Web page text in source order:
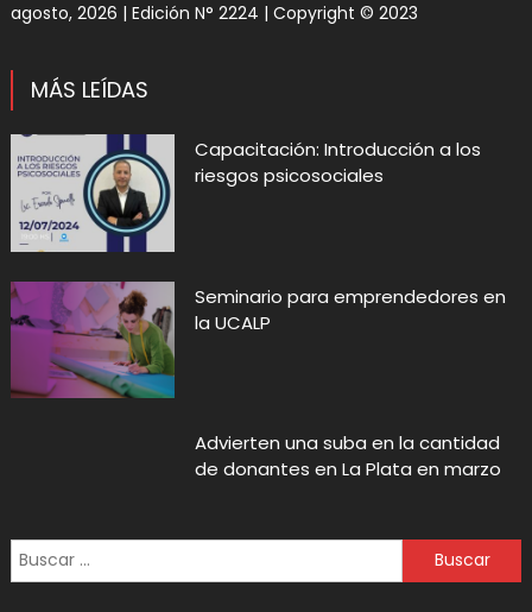
agosto, 2026 | Edición N° 2224 | Copyright © 2023
MÁS LEÍDAS
Capacitación: Introducción a los
riesgos psicosociales
Seminario para emprendedores en
la UCALP
Advierten una suba en la cantidad
de donantes en La Plata en marzo